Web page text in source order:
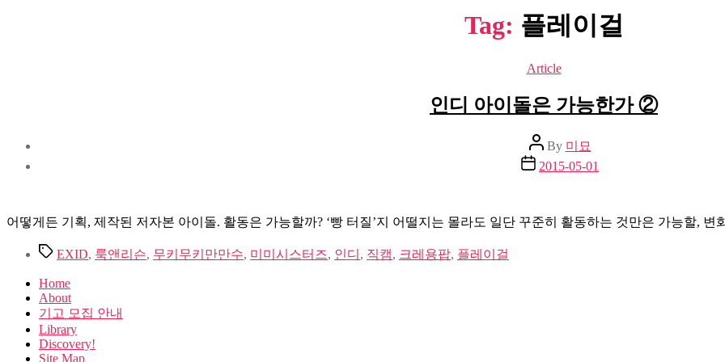
Tag: 플레이걸
Categories
Article
인디 아이돌은 가능한가 ②
Post
author
By 미묘
Post
date
2015-05-01
어떻게든 기획, 제작된 저자본 아이돌. 활동은 가능할까? ‘빵 터질’지 어떨지는 몰라도 일단 꾸준히 활동하는 것만은 가능할, 변
TagsEXID, 룩앤리슨, 무키무키만만수, 미미시스터즈, 인디 , 직캠, 크레용팝, 플레이걸
Home
About
기고 모집 안내
Library
Discovery!
Site Map